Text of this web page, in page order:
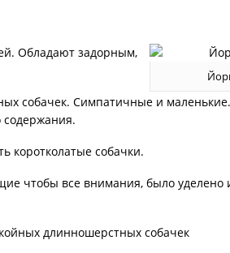
Обладают задорным,
собачек. Симпатичные и
содержания.
коротколатые собачки.
чтобы все внимания, было уделено
длинношерстных собачек